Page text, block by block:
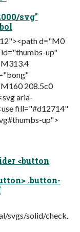
svg"
d="M0
id="thumbs-up"
208.5c0
aria-
fill="#d12714"
up">
<button
.button-
svgs/solid/check.